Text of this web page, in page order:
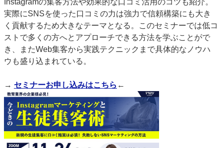
Instagramの集客方法や効果的な口コミ活用のコツも紹介。
実際にSNSを使った口コミの力は強力で信頼構築にも大き
く貢献するため大きなテーマとなる。このセミナーでは低コ
ストで多くの方へとアプローチできる方法を学ぶことがで
き、またWeb集客から実践テクニックまで具体的なノウハ
ウも盛り込まれている。
→ セミナーお申し込みはこちら ←